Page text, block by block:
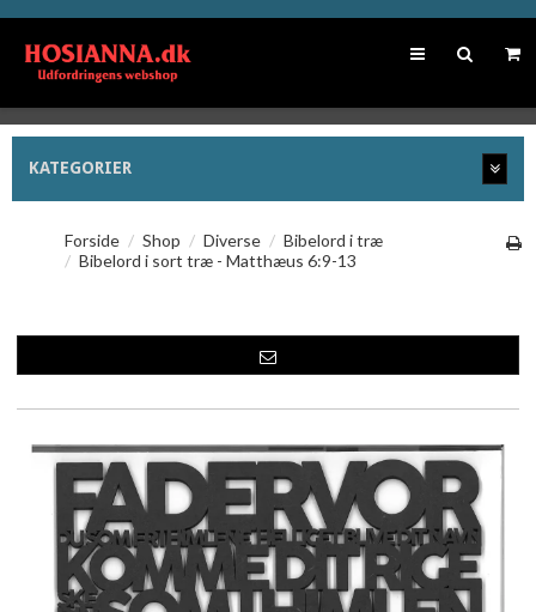
KATEGORIER
Forside / Shop / Diverse / Bibelord i træ
/ Bibelord i sort træ - Matthæus 6:9-13